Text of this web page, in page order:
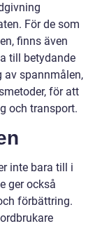
För de som
finns även
till betydande
av spannmålen,
för att
och transport.
inte bara till i
ger också
förbättring.